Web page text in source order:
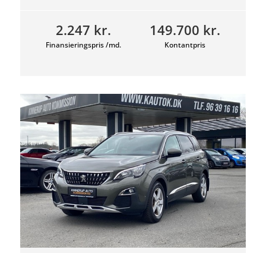
2.247 kr.
Finansieringspris /md.
149.700 kr.
Kontantpris